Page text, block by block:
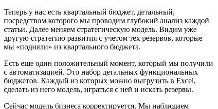
Теперь у нас есть квартальный бюджет, детальный,
посредством которого мы проводим глубокий анализ каждой
статьи. Далее меняем стратегическую модель. Видим уже
другую стратегию развития с учетом тех резервов, которые
мы «подняли» из квартального бюджета.
Есть еще один положительный момент, который мы получили
с автоматизацией. Это набор детальных функциональных
бюджетов. Каждый из которых можно выгрузить в Excel,
сделать из него модель, играться с ней и искать резервы.
Сейчас модель бизнеса корректируется. Мы наблюдаем